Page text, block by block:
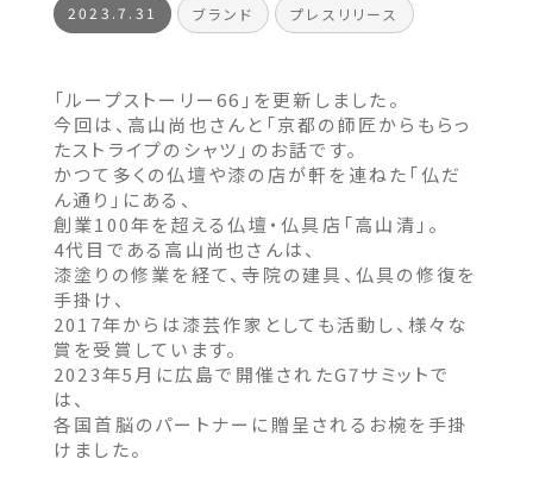
2023.7.31 ブランド プレスリリース
「ループストーリー66」を更新しました。
今回は、高山尚也さんと「京都の師匠からもらっ
たストライプのシャツ」のお話です。
かつて多くの仏壇や漆の店が軒を連ねた「仏だ
ん通り」にある、
創業100年を超える仏壇・仏具店「高山清」。
4代目である高山尚也さんは、
漆塗りの修業を経て、寺院の建具、仏具の修復を
手掛け、
2017年からは漆芸作家としても活動し、様々な
賞を受賞しています。
2023年5月に広島で開催されたG7サミットで
は、
各国首脳のパートナーに贈呈されるお椀を手掛
けました。